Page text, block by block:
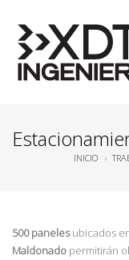
INICIO ›
500 panelesubicados
Maldonado permitirán